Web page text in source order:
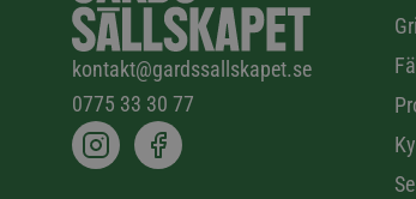
kontakt@gardssallskapet.se
0775 33 30 77